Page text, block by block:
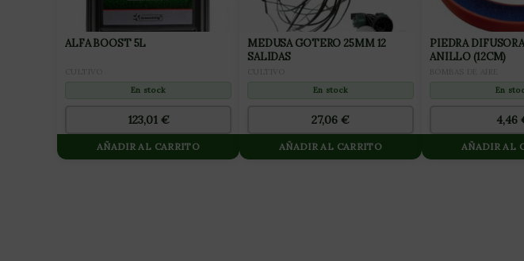
ALFA BOOST 5L
En stock
123,01 €
AÑADIR AL CARRITO
MEDUSA GOTERO 25MM 12
SALIDAS
En stock
27,06 €
AÑADIR AL CARRITO
PIEDRA
ANILLO (12CM)
En
4,46
AÑADIR AL